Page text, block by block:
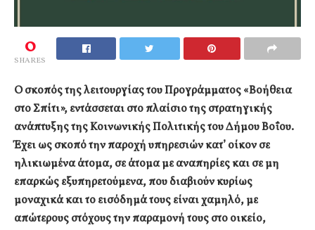
0
SHARES
Ο σκοπός της λειτουργίας του Προγράμματος «Βοήθεια
στο Σπίτι», εντάσσεται στο πλαίσιο της στρατηγικής
ανάπτυξης της Κοινωνικής Πολιτικής του Δήμου Βοΐου.
Έχει ως σκοπό την παροχή υπηρεσιών κατ’ οίκον σε
ηλικιωμένα άτομα, σε άτομα με αναπηρίες και σε μη
επαρκώς εξυπηρετούμενα, που διαβιούν κυρίως
μοναχικά και το εισόδημά τους είναι χαμηλό, με
απώτερους στόχους την παραμονή τους στο οικείο,